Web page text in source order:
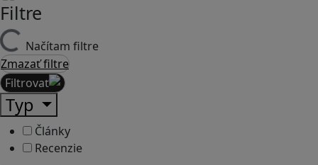
Filtre
Načítam filtre
Zmazať filtre
Filtrovať
Typ
Články
Recenzie